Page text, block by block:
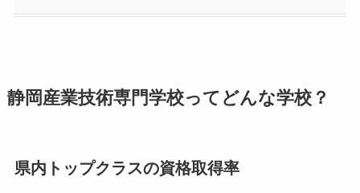
静岡産業技術専門学校ってどんな学校？
県内トップクラスの資格取得率